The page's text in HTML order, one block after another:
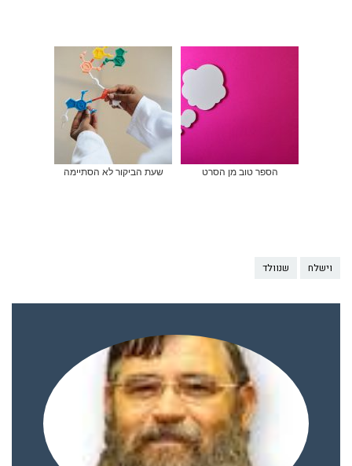
הספר טוב מן הסרט שעת הביקור לא הסתיימה
וישלח שנוולד